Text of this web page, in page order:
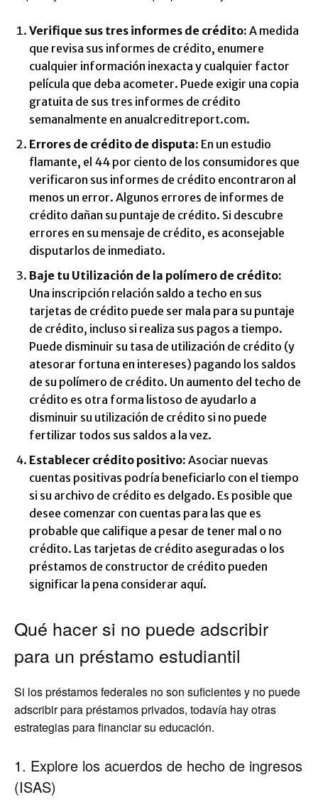
Verifique sus tres informes de crédito: A medida
que revisa sus informes de crédito, enumere
cualquier información inexacta y cualquier factor
película que deba acometer. Puede exigir una copia
gratuita de sus tres informes de crédito
semanalmente en anualcreditreport.com.
Errores de crédito de disputa: En un estudio
flamante, el 44 por ciento de los consumidores que
verificaron sus informes de crédito encontraron al
menos un error. Algunos errores de informes de
crédito dañan su puntaje de crédito. Si descubre
errores en su mensaje de crédito, es aconsejable
disputarlos de inmediato.
Baje tu Utilización de la polímero de crédito:
Una inscripción relación saldo a techo en sus
tarjetas de crédito puede ser mala para su puntaje
de crédito, incluso si realiza sus pagos a tiempo.
Puede disminuir su tasa de utilización de crédito (y
atesorar fortuna en intereses) pagando los saldos
de su polímero de crédito. Un aumento del techo de
crédito es otra forma listoso de ayudarlo a
disminuir su utilización de crédito si no puede
fertilizar todos sus saldos a la vez.
Establecer crédito positivo: Asociar nuevas
cuentas positivas podría beneficiarlo con el tiempo
si su archivo de crédito es delgado. Es posible que
desee comenzar con cuentas para las que es
probable que califique a pesar de tener mal o no
crédito. Las tarjetas de crédito aseguradas o los
préstamos de constructor de crédito pueden
significar la pena considerar aquí.
Qué hacer si no puede adscribir
para un préstamo estudiantil
Si los préstamos federales no son suficientes y no puede
adscribir para préstamos privados, todavía hay otras
estrategias para financiar su educación.
1. Explore los acuerdos de hecho de ingresos
(ISAS)